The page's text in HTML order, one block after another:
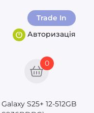
Trade In
Авторизація
0
S25+ 12-512GB